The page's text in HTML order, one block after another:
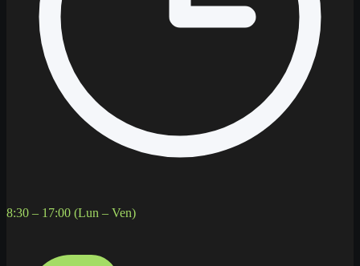
8:30 – 17:00 (Lun – Ven)